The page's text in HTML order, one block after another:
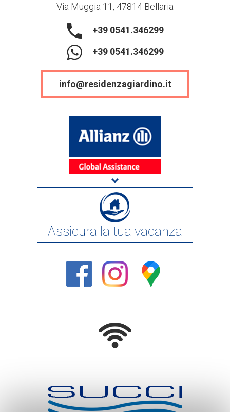
Via Muggia 11, 47814 Bellaria
+39 0541.346299
+39 0541.346299
info@residenzagiardino.it
Assicura la tua vacanza